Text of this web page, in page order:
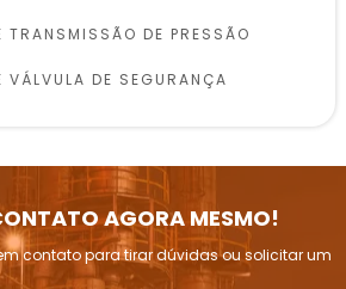
TRANSMISSÃO DE PRESSÃO
VÁLVULA DE SEGURANÇA
DE PRESSÃO
DE VÁLVULAS DE
AGORA MESMO!
contato para tirar dúvidas ou solicitar um